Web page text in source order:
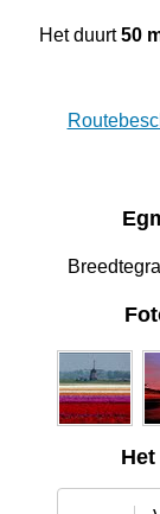
Het duurt50